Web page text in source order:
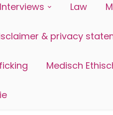
Interviews Law
& privacy
Medisch